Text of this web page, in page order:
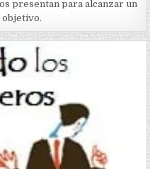
presentan para alcanzar un